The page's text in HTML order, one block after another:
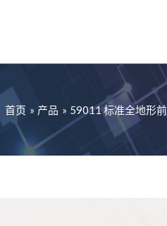
首页 产品 59011 标准全地形